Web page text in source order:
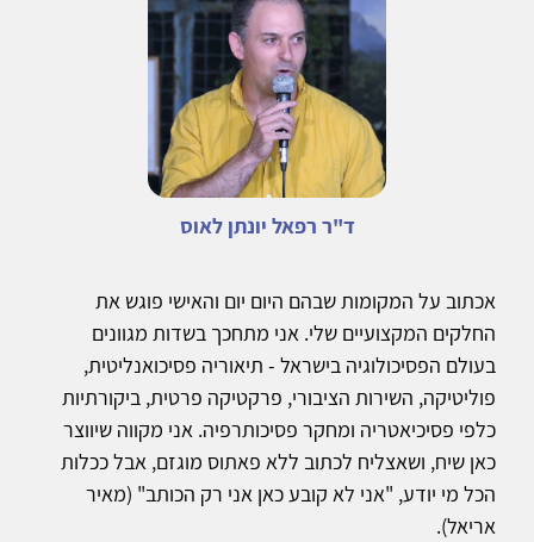
ד"ר רפאל יונתן לאוס
אכתוב על המקומות שבהם היום יום והאישי פוגש את
החלקים המקצועיים שלי. אני מתחכך בשדות מגוונים
בעולם הפסיכולוגיה בישראל - תיאוריה פסיכואנליטית,
פוליטיקה, השירות הציבורי, פרקטיקה פרטית, ביקורתיות
כלפי פסיכיאטריה ומחקר פסיכותרפיה. אני מקווה שיווצר
כאן שיח, ושאצליח לכתוב ללא פאתוס מוגזם, אבל ככלות
הכל מי יודע, "אני לא קובע כאן אני רק הכותב" (מאיר
אריאל).